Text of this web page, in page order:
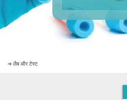
➜ लैब और टेस्ट